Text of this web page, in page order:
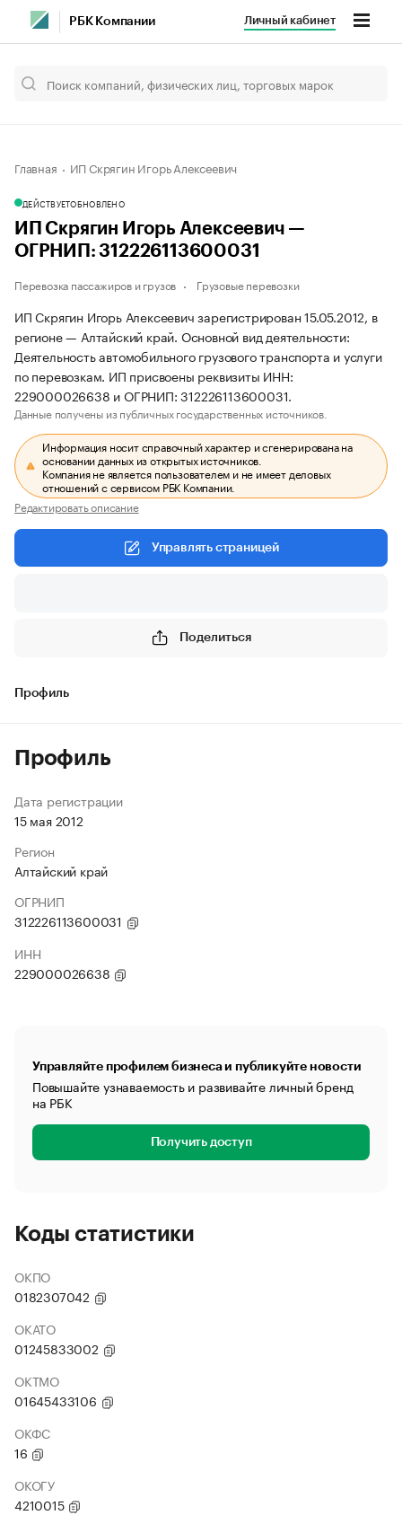
РБК Компании Личный кабинет
Главная ИП Скрягин Игорь Алексеевич
ДЕЙСТВУЕТОБНОВЛЕНО
ИП Скрягин Игорь Алексеевич —
ОГРНИП: 312226113600031
Перевозка пассажиров и грузов Грузовые перевозки
ИП Скрягин Игорь Алексеевич зарегистрирован 15.05.2012, в
регионе — Алтайский край. Основной вид деятельности:
Деятельность автомобильного грузового транспорта и услуги
по перевозкам. ИП присвоены реквизиты ИНН:
229000026638 и ОГРНИП: 312226113600031.
Данные получены из публичных государственных источников.
Информация носит справочный характер и сгенерирована на
основании данных из открытых источников.
Компания не является пользователем и не имеет деловых
отношений с сервисом РБК Компании.
Редактировать описание
Управлять страницей
Поделиться
Профиль
Профиль
Дата регистрации
15 мая 2012
Регион
Алтайский край
ОГРНИП
312226113600031
ИНН
229000026638
Управляйте профилем бизнеса и публикуйте новости
Повышайте узнаваемость и развивайте личный бренд
на РБК
Получить доступ
Коды статистики
ОКПО
0182307042
ОКАТО
01245833002
ОКТМО
01645433106
ОКФС
16
ОКОГУ
4210015